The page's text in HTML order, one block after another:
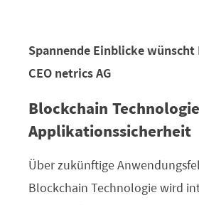
Spannende Einblicke wünscht
CEO netrics AG
Blockchain
Applikationssicherheit
Über zukünftige
Blockchain Technologie wird